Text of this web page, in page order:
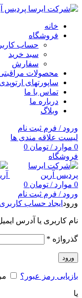
خانه
فروشگاه
حساب
سبد خرید
سفارش
محصولات
ساپورتهای ارتوپدی
تماس با ما
درباره ما
وبلاگ
ورود / فرم ثبت نام
لیست علاقه مندی ها
0 موارد / تومان
فروشگاه
0 موارد / تومان
ورود / فرم ثبت نام
ورود ایجاد حساب کاربری
نام کاربری یا آدرس
گذرواژه *
ورود
بازیابی رمز عبور؟
یا